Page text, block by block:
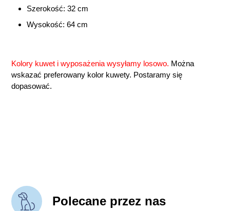
Szerokość: 32 cm
Wysokość: 64 cm
Kolory kuwet i wyposażenia wysyłamy losowo. Można
wskazać preferowany kolor kuwety. Postaramy się
dopasować.
Polecane przez nas